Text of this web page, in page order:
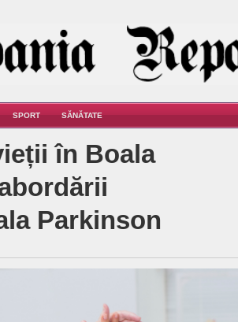
SPORT SĂNĂTATE
în Boala
Parkinson